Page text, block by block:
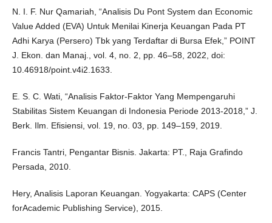
N. I. F. Nur Qamariah, “Analisis Du Pont System dan Economic
Value Added (EVA) Untuk Menilai Kinerja Keuangan Pada PT
Adhi Karya (Persero) Tbk yang Terdaftar di Bursa Efek,” POINT
J. Ekon. dan Manaj., vol. 4, no. 2, pp. 46–58, 2022, doi:
10.46918/point.v4i2.1633.
E. S. C. Wati, “Analisis Faktor-Faktor Yang Mempengaruhi
Stabilitas Sistem Keuangan di Indonesia Periode 2013-2018,” J.
Berk. Ilm. Efisiensi, vol. 19, no. 03, pp. 149–159, 2019.
Francis Tantri, Pengantar Bisnis. Jakarta: PT., Raja Grafindo
Persada, 2010.
Hery, Analisis Laporan Keuangan. Yogyakarta: CAPS (Center
forAcademic Publishing Service), 2015.